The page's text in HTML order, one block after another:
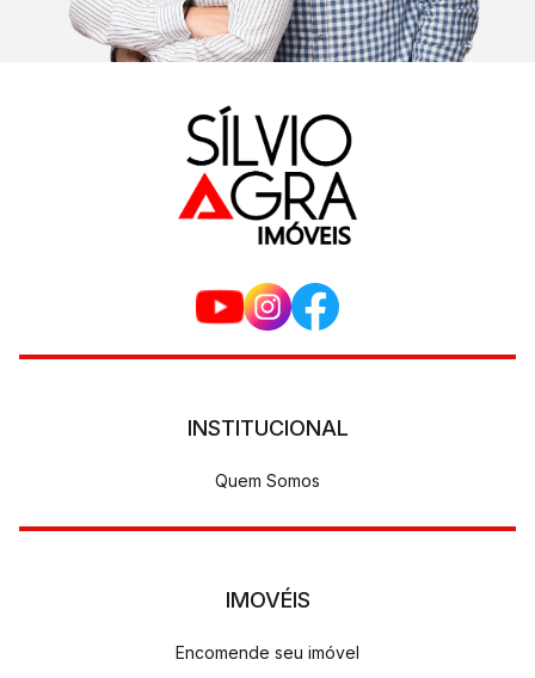
INSTITUCIONAL
Quem Somos
IMOVÉIS
Encomende seu imóvel